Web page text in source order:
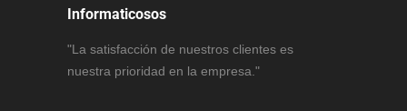
Informaticosos
"La satisfacción de nuestros clientes es
nuestra prioridad en la empresa."